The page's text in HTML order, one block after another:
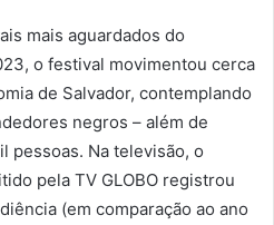
mais aguardados do
o festival movimentou cerca
de Salvador, contemplando
negros – além de
pessoas. Na televisão, o
pela TV GLOBO registrou
(em comparação ao ano